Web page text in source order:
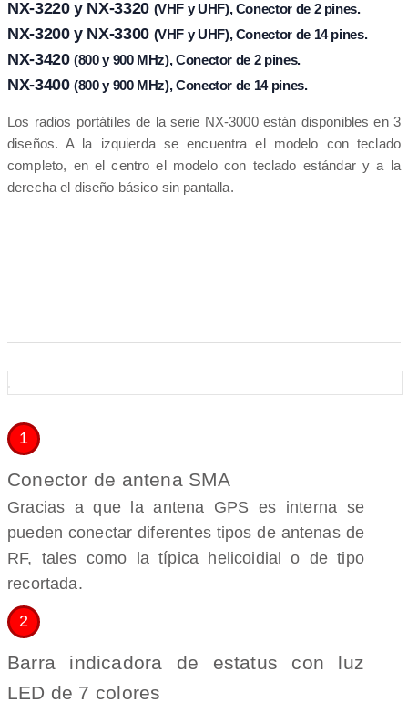
NX-3220 y NX-3320 (VHF y UHF), Conector de 2 pines.
NX-3200 y NX-3300 (VHF y UHF), Conector de 14 pines.
NX-3420 (800 y 900 MHz), Conector de 2 pines.
NX-3400 (800 y 900 MHz), Conector de 14 pines.
Los radios portátiles de la serie NX-3000 están disponibles en 3
diseños. A la izquierda se encuentra el modelo con teclado
completo, en el centro el modelo con teclado estándar y a la
derecha el diseño básico sin pantalla.
1
Conector de antena SMA
Gracias a que la antena GPS es interna se
pueden conectar diferentes tipos de antenas de
RF, tales como la típica helicoidial o de tipo
recortada.
2
Barra indicadora de estatus con luz
LED de 7 colores